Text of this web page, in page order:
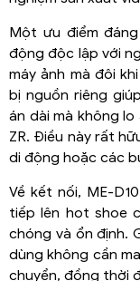
Một ưu điểm
động độc lập với
máy ảnh mà đôi
bị nguồn riêng
án dài mà không
ZR. Điều này rất
di động hoặc các
Về kết nối, ME-
tiếp lên hot shoe
chóng và ổn định.
dùng không cần
chuyển, đồng thời